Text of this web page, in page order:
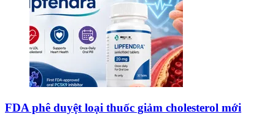
FDA phê duyệt loại thuốc giảm cholesterol mới